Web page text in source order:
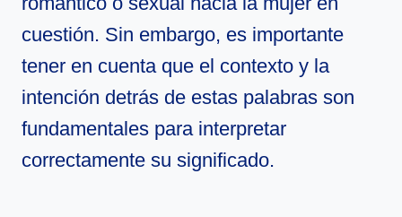
cuestión. Sin embargo, es importante
tener en cuenta que el contexto y la
intención detrás de estas palabras son
fundamentales para interpretar
correctamente su significado.